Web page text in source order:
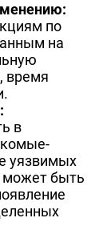
по
на
время
в
уязвимых
может быть